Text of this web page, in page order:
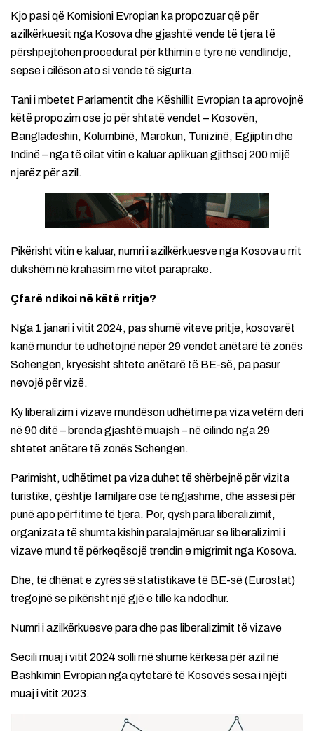
Kjo pasi që Komisioni Evropian ka propozuar që për
azilkërkuesit nga Kosova dhe gjashtë vende të tjera të
përshpejtohen procedurat për kthimin e tyre në vendlindje,
sepse i cilëson ato si vende të sigurta.
Tani i mbetet Parlamentit dhe Këshillit Evropian ta aprovojnë
këtë propozim ose jo për shtatë vendet – Kosovën,
Bangladeshin, Kolumbinë, Marokun, Tunizinë, Egjiptin dhe
Indinë – nga të cilat vitin e kaluar aplikuan gjithsej 200 mijë
njerëz për azil.
Pikërisht vitin e kaluar, numri i azilkërkuesve nga Kosova u rrit
dukshëm në krahasim me vitet paraprake.
Çfarë ndikoi në këtë rritje?
Nga 1 janari i vitit 2024, pas shumë viteve pritje, kosovarët
kanë mundur të udhëtojnë nëpër 29 vendet anëtarë të zonës
Schengen, kryesisht shtete anëtarë të BE-së, pa pasur
nevojë për vizë.
Ky liberalizim i vizave mundëson udhëtime pa viza vetëm deri
në 90 ditë – brenda gjashtë muajsh – në cilindo nga 29
shtetet anëtare të zonës Schengen.
Parimisht, udhëtimet pa viza duhet të shërbejnë për vizita
turistike, çështje familjare ose të ngjashme, dhe assesi për
punë apo përfitime të tjera. Por, qysh para liberalizimit,
organizata të shumta kishin paralajmëruar se liberalizimi i
vizave mund të përkeqësojë trendin e migrimit nga Kosova.
Dhe, të dhënat e zyrës së statistikave të BE-së (Eurostat)
tregojnë se pikërisht një gjë e tillë ka ndodhur.
Numri i azilkërkuesve para dhe pas liberalizimit të vizave
Secili muaj i vitit 2024 solli më shumë kërkesa për azil në
Bashkimin Evropian nga qytetarë të Kosovës sesa i njëjti
muaj i vitit 2023.